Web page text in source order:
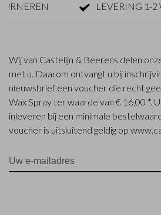
LEVERING 1-2
Wij van Castelijn & Beerens delen
met u. Daarom ontvangt u bij
nieuwsbrief een voucher die recht
Wax Spray ter waarde van € 16,00 *.
inleveren bij een minimale
voucher is uitsluitend geldig op